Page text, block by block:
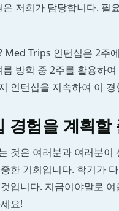
저희가 담당합니다. 필
Med Trips 인턴십은 2주
방학 중 2주를 활용하
인턴십을 지속하여 이
경험을 계획할
것은 여러분과 여러분
한 기회입니다. 학기가
입니다. 지금이야말로
요!